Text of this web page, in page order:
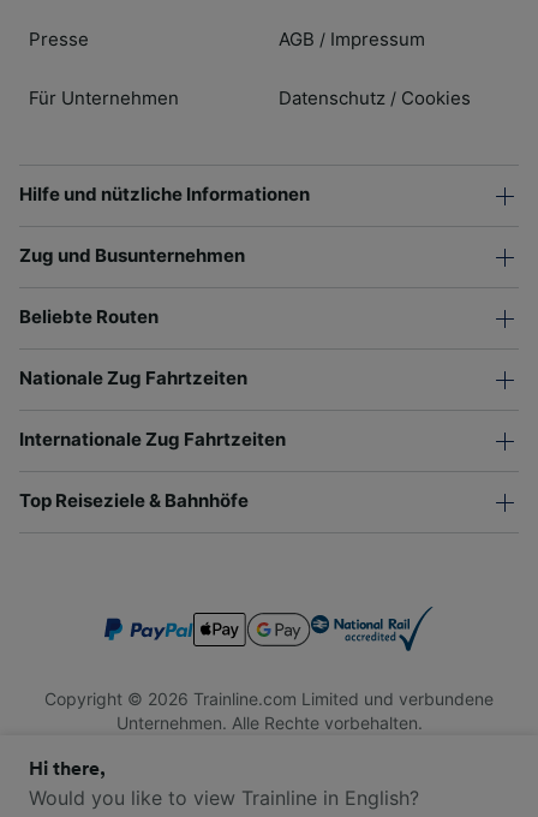
Presse
Für Unternehmen
AGB / Impressum
Datenschutz / Cookies
Hilfe und nützliche Informationen
Zug und Busunternehmen
Beliebte Routen
Nationale Zug Fahrtzeiten
Internationale Zug Fahrtzeiten
Top Reiseziele & Bahnhöfe
Copyright © 2026 Trainline.com Limited und verbundene
Unternehmen. Alle Rechte vorbehalten.
Firmennummer 3846791. Registrierte Adresse: 1 Stonecutter
St, London EC4A 4AH, United Kingdom. USt-IdNr.: 791 7261
Hi there,
Would you like to view Trainline in English?